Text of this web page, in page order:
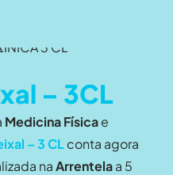
– 3CL
Medicina Físicae
– 3 CLconta agora
naArrentelaa 5